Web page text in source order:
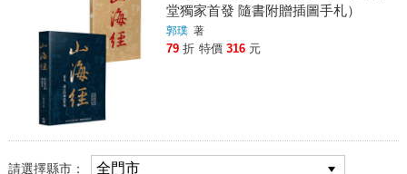
堂獨家首發 隨書附贈插圖手札）
郭璞 著
79 折 特價 316 元
請選擇縣市：